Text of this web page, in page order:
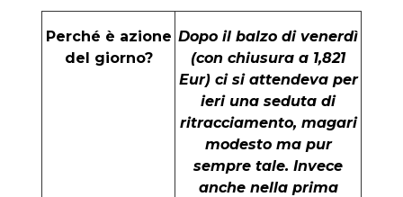
Perché è azione
del giorno?
Dopo il balzo di venerdì
(con chiusura a 1,821
Eur) ci si attendeva per
ieri una seduta di
ritracciamento, magari
modesto ma pur
sempre tale. Invece
anche nella prima